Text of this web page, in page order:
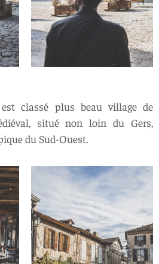
est classé plus beau village de
situé non loin du Gers,
du Sud-Ouest.